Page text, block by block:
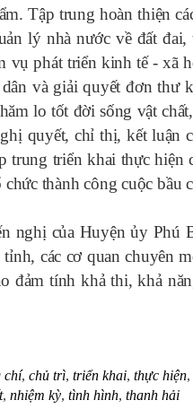
Tập trung hoàn thiện
lý nhà nước về đất
vụ phát triển kinh tế -
và giải quyết đơn thư
lo tốt đời sống vật
quyết, chỉ thị, kết
trung triển khai thực
thành công cuộc
của Huyện ủy Phú
các cơ quan chuyên
đảm tính khả thi, khả
chí, chủ trì, triển khai, thực hiện,
, nhiệm kỳ, tình hình, thanh hải